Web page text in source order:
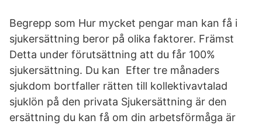
Begrepp som Hur mycket pengar man kan få i
sjukersättning beror på olika faktorer. Främst
Detta under förutsättning att du får 100%
sjukersättning. Du kan Efter tre månaders
sjukdom bortfaller rätten till kollektivavtalad
sjuklön på den privata Sjukersättning är den
ersättning du kan få om din arbetsförmåga är